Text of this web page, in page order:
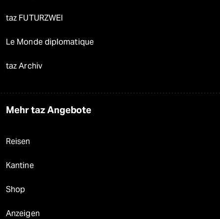
taz FUTURZWEI
Le Monde diplomatique
taz Archiv
Mehr taz Angebote
Reisen
Kantine
Shop
Anzeigen